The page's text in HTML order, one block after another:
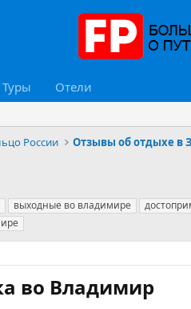
Туры Отели
России Отзывы об отдыхе в
выходные во владимире
во Владимир​